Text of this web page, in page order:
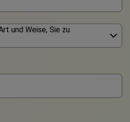
und Weise, Sie zu